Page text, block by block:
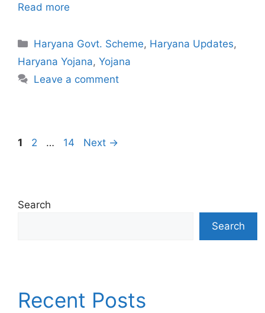
Read more
Categories
Haryana Govt. Scheme, Haryana Updates,
Haryana Yojana, Yojana
Leave a comment
Page
1 Page
2 … Page
14 Next →
Search
Search
Recent Posts